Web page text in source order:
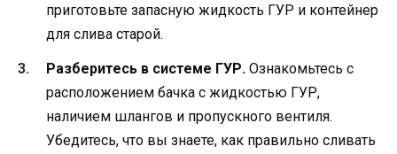
приготовьте запасную жидкость ГУР и контейнер
для слива старой.
Разберитесь в системе ГУР. Ознакомьтесь с
расположением бачка с жидкостью ГУР,
наличием шлангов и пропускного вентиля.
Убедитесь, что вы знаете, как правильно сливать